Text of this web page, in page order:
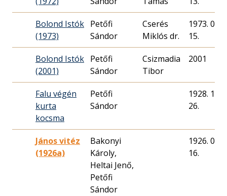
Bolond Istók
(1973)
Petőfi
Sándor
Cserés
Miklós dr.
1973. 03.
15.
Bolond Istók
(2001)
Petőfi
Sándor
Csizmadia
Tibor
2001
Falu végén
kurta
kocsma
Petőfi
Sándor
1928. 12.
26.
János vitéz
(1926a)
Bakonyi
Károly,
Heltai Jenő,
Petőfi
Sándor
1926. 05.
16.